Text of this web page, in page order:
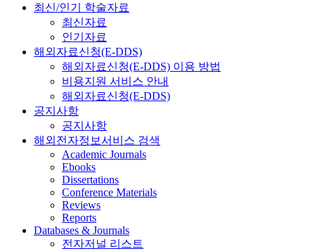
최신/인기 학술자료
최신자료
인기자료
해외자료신청(E-DDS)
해외자료신청(E-DDS) 이용 방법
비용지원 서비스 안내
해외자료신청(E-DDS)
공지사항
공지사항
해외전자정보서비스 검색
Academic Journals
Ebooks
Dissertations
Conference Materials
Reviews
Reports
Databases & Journals
전자저널 리스트